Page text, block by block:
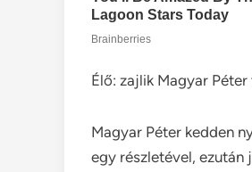
Élő: zajlik Magyar
Magyar Péter kedden
egy részletével, ezután